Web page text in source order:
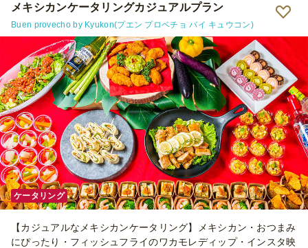
メキシカンケータリングカジュアルプラン
Buen provecho by Kyukon(プエン プロベチョ バイ キュウコン)
ケータリング
【カジュアルなメキシカンケータリング】メキシカン・おつまみ
にぴったり・フィッシュフライのワカモレディップ・インスタ映